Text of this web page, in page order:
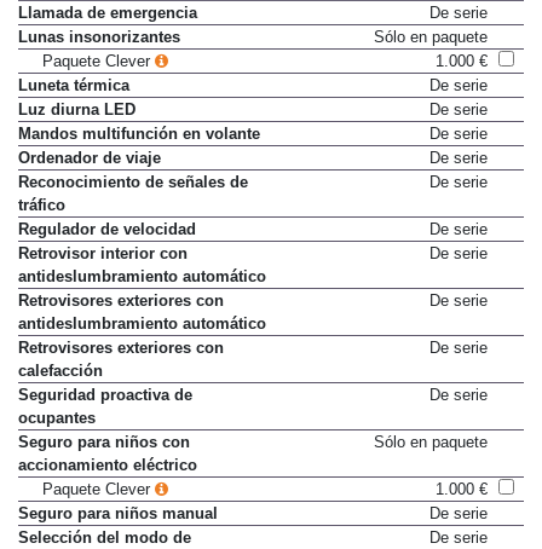
Llamada de emergencia
De serie
Lunas insonorizantes
Sólo en paquete
Paquete Clever
1.000 €
Luneta térmica
De serie
Luz diurna LED
De serie
Mandos multifunción en volante
De serie
Ordenador de viaje
De serie
Reconocimiento de señales de
tráfico
De serie
Regulador de velocidad
De serie
Retrovisor interior con
antideslumbramiento automático
De serie
Retrovisores exteriores con
antideslumbramiento automático
De serie
Retrovisores exteriores con
calefacción
De serie
Seguridad proactiva de
ocupantes
De serie
Seguro para niños con
accionamiento eléctrico
Sólo en paquete
Paquete Clever
1.000 €
Seguro para niños manual
De serie
Selección del modo de
De serie